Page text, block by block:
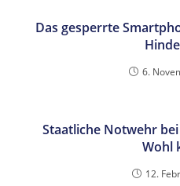
Das gesperrte
6.
Staatliche Notwehr
Wohl
12.